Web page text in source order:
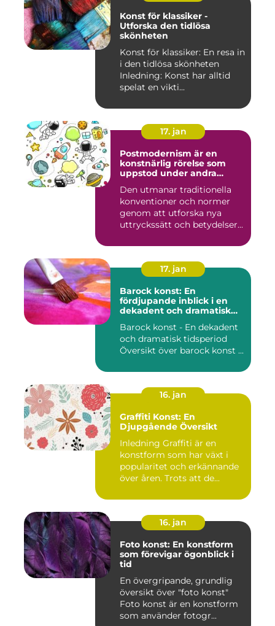
Konst för klassiker -
Utforska den tidlösa
skönheten
Konst för klassiker: En resa in
i den tidlösa skönheten
Inledning: Konst har alltid
spelat en vikti...
17. jan
Postmodernism är en
konstnärlig rörelse som
uppstod under andra
fortsätter att påverka
samtida konstvärlden
Den utmanar traditionella
konventioner och normer
genom att utforska nya
uttryckssätt och betydelser...
17. jan
Barock konst: En
fördjupande inblick i en
dekadent och dramatisk
Barock konst - En dekadent
och dramatisk tidsperiod
Översikt över barock konst ...
16. jan
Graffiti Konst: En
Djupgående Översikt
Inledning Graffiti är en
konstform som har växt i
popularitet och erkännande
över åren. Trots att de...
16. jan
Foto konst: En konstform
som förevigar ögonblick i
tid
En övergripande, grundlig
översikt över "foto konst"
Foto konst är en konstform
som använder fotogr...